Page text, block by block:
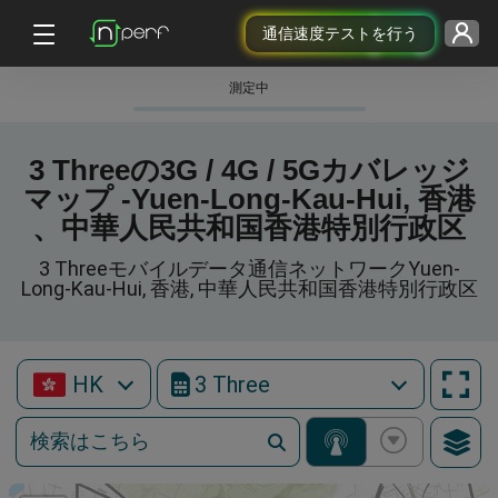
通信速度テストを行う
測定中
3 Threeの3G / 4G / 5Gカバレッジ
マップ -Yuen-Long-Kau-Hui, 香港
、中華人民共和国香港特別行政区
3 Threeモバイルデータ通信ネットワークYuen-
Long-Kau-Hui, 香港, 中華人民共和国香港特別行政区
HK 3 Three